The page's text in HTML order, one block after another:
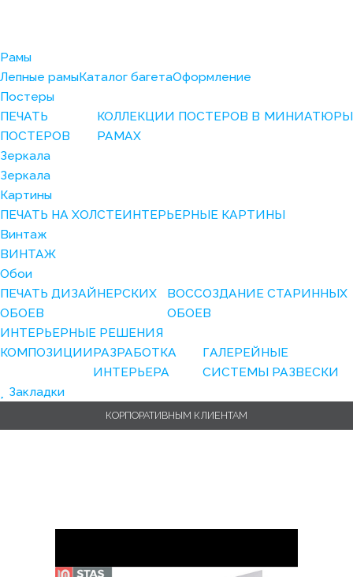
Рамы
Лепные рамыКаталог багетаОформление
Постеры
ПЕЧАТЬ
ПОСТЕРОВ
КОЛЛЕКЦИИ ПОСТЕРОВ В
РАМАХ
МИНИАТЮРЫ
Зеркала
Зеркала
Картины
ПЕЧАТЬ НА ХОЛСТЕИНТЕРЬЕРНЫЕ КАРТИНЫ
Винтаж
ВИНТАЖ
Обои
ПЕЧАТЬ ДИЗАЙНЕРСКИХ
ОБОЕВ
ВОССОЗДАНИЕ СТАРИННЫХ
ОБОЕВ
ИНТЕРЬЕРНЫЕ РЕШЕНИЯ
КОМПОЗИЦИИРАЗРАБОТКА
ИНТЕРЬЕРА
ГАЛЕРЕЙНЫЕ
СИСТЕМЫ РАЗВЕСКИ
Закладки
КОРПОРАТИВНЫМ КЛИЕНТАМ